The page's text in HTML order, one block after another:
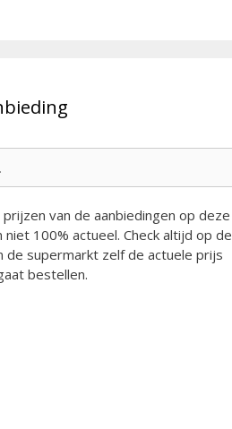
prijzen van de aanbiedingen op deze
100% actueel. Check altijd op de
de supermarkt zelf de actuele prijs
bestellen.